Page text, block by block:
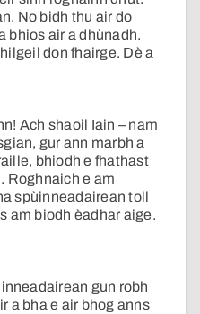
No bidh thu air do
bhios air a dhùnadh.
don fhairge. Dè a
Ach shaoil Iain – nam
gur ann marbh a
bhiodh e fhathast
Roghnaich e am
spùinneadairean toll
am biodh èadhar aige.
gun robh
a bha e air bhog anns